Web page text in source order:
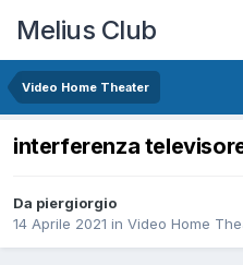
Melius Club
Video Home Theater
interferenza
Da piergiorgio
14 Aprile 2021 in Video Home